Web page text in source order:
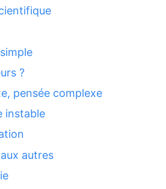
?
pensée complexe
instable
autres